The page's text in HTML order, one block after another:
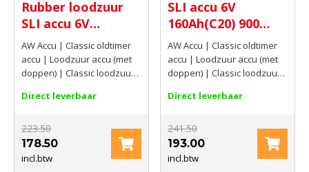
Rubber loodzuur
SLI accu 6V
77Ah(C20) 360 AMP
CCA EN
AW Accu | Classic oldtimer
accu | Loodzuur accu (met
doppen) | Classic loodzuur
77Ah(C20) | 360 AMP CCA EN
Direct leverbaar
223.50
178.50
incl.btw
SLI accu 6V
160Ah(C20) 900
AMP
AW Accu | Classic oldtimer
accu | Loodzuur accu (met
doppen) | Classic loodzuur
160Ah(C20) | 900 AMP
Direct leverbaar
241.50
193.00
incl.btw